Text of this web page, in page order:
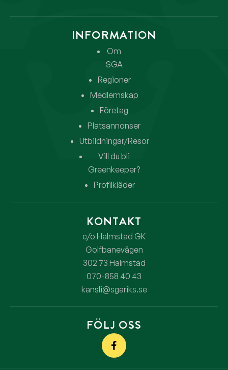
INFORMATION
Om
SGA
Regioner
Medlemskap
Företag
Platsannonser
Utbildningar/Resor
Vill du bli
Greenkeeper?
Profilkläder
KONTAKT
c/o Halmstad GK
Golfbanevägen
302 73 Halmstad
070-858 40 43
kansli@sgariks.se
FÖLJ OSS